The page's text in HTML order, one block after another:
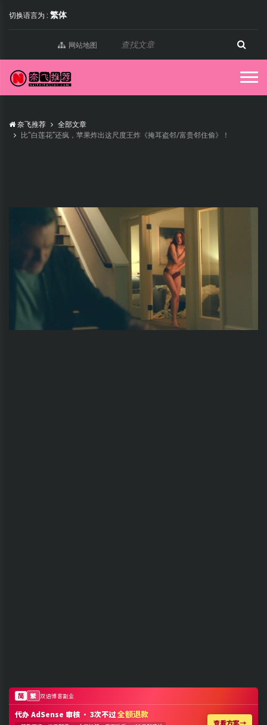
切换语言为 : 繁体
网站地图
奈飞推荐
全部文章
比“白莲花”还疯，苹果炸出这尺度王炸《掩耳盗邻/富贵邻住偷》！